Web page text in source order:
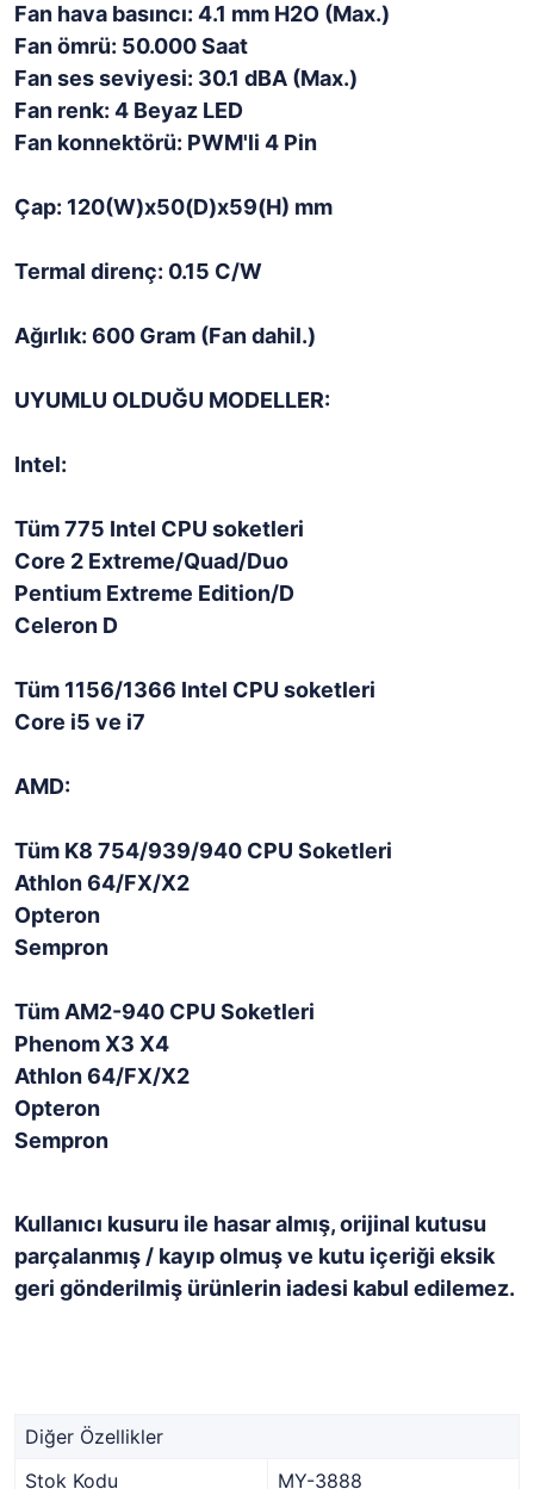
Fan hava basıncı: 4.1 mm H2O (Max.)
Fan ömrü: 50.000 Saat
Fan ses seviyesi: 30.1 dBA (Max.)
Fan renk: 4 Beyaz LED
Fan konnektörü: PWM'li 4 Pin
Çap: 120(W)x50(D)x59(H) mm
Termal direnç: 0.15 C/W
Ağırlık: 600 Gram (Fan dahil.)
UYUMLU OLDUĞU MODELLER:
Intel:
Tüm 775 Intel CPU soketleri
Core 2 Extreme/Quad/Duo
Pentium Extreme Edition/D
Celeron D
Tüm 1156/1366 Intel CPU soketleri
Core i5 ve i7
AMD:
Tüm K8 754/939/940 CPU Soketleri
Athlon 64/FX/X2
Opteron
Sempron
Tüm AM2-940 CPU Soketleri
Phenom X3 X4
Athlon 64/FX/X2
Opteron
Sempron
Kullanıcı kusuru ile hasar almış, orijinal kutusu
parçalanmış / kayıp olmuş ve kutu içeriği eksik
geri gönderilmiş ürünlerin iadesi kabul edilemez.
Diğer Özellikler
Stok Kodu
MY-3888